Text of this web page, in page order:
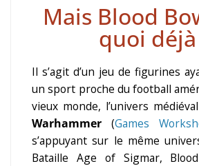
Mais Blood
quoi déjà
Il s’agit d’un jeu de figurines
un sport proche du football
vieux monde, l’univers
Warhammer (Games
s’appuyant sur le même
Bataille Age of Sigmar,